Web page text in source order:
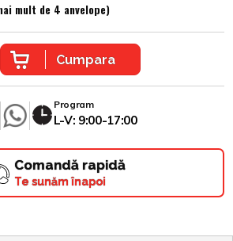
mult de 4 anvelope)
Cumpara
Program
L-V: 9:00-17:00
Comandă rapidă
Te sunăm înapoi